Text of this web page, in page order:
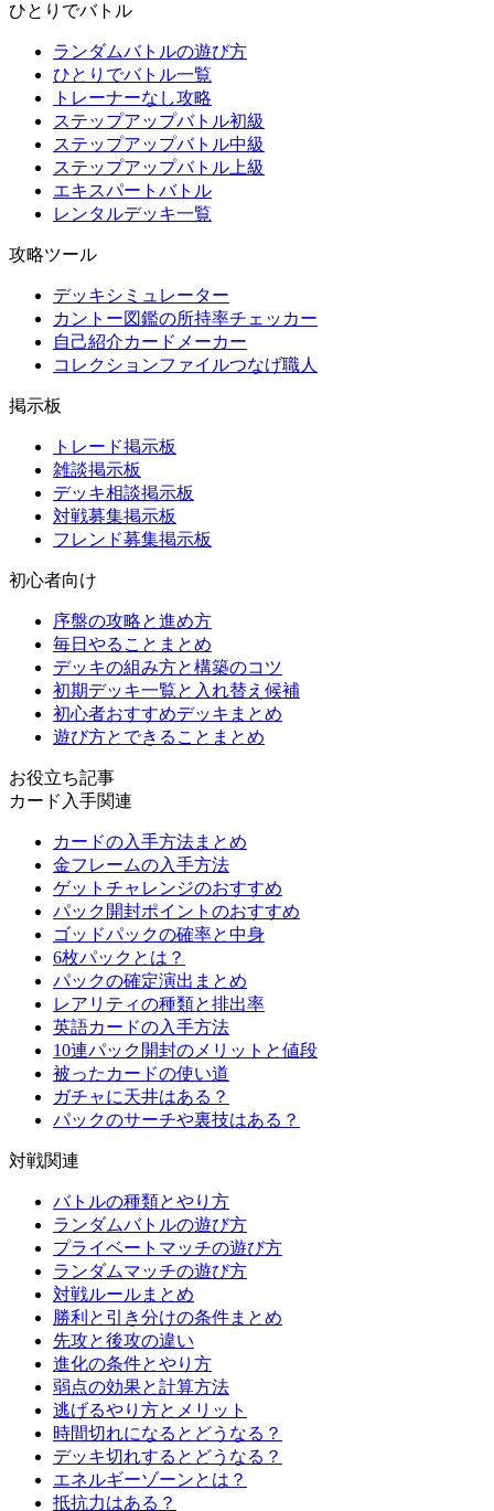
ひとりでバトル
ランダムバトルの遊び方
ひとりでバトル一覧
トレーナーなし攻略
ステップアップバトル初級
ステップアップバトル中級
ステップアップバトル上級
エキスパートバトル
レンタルデッキ一覧
攻略ツール
デッキシミュレーター
カントー図鑑の所持率チェッカー
自己紹介カードメーカー
コレクションファイルつなげ職人
掲示板
トレード掲示板
雑談掲示板
デッキ相談掲示板
対戦募集掲示板
フレンド募集掲示板
初心者向け
序盤の攻略と進め方
毎日やることまとめ
デッキの組み方と構築のコツ
初期デッキ一覧と入れ替え候補
初心者おすすめデッキまとめ
遊び方とできることまとめ
お役立ち記事
カード入手関連
カードの入手方法まとめ
金フレームの入手方法
ゲットチャレンジのおすすめ
パック開封ポイントのおすすめ
ゴッドパックの確率と中身
6枚パックとは？
パックの確定演出まとめ
レアリティの種類と排出率
英語カードの入手方法
10連パック開封のメリットと値段
被ったカードの使い道
ガチャに天井はある？
パックのサーチや裏技はある？
対戦関連
バトルの種類とやり方
ランダムバトルの遊び方
プライベートマッチの遊び方
ランダムマッチの遊び方
対戦ルールまとめ
勝利と引き分けの条件まとめ
先攻と後攻の違い
進化の条件とやり方
弱点の効果と計算方法
逃げるやり方とメリット
時間切れになるとどうなる？
デッキ切れするとどうなる？
エネルギーゾーンとは？
抵抗力はある？